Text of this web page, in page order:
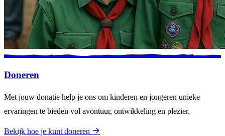
Doneren
Met jouw donatie help je ons om kinderen en jongeren unieke
ervaringen te bieden vol avontuur, ontwikkeling en plezier.
Bekijk hoe je kunt doneren